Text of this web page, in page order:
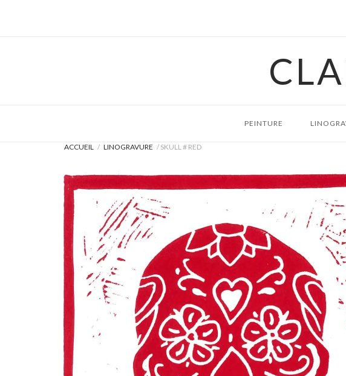
PEINTURE
ACCUEIL / LINOGRAVURE / SKULL # RED